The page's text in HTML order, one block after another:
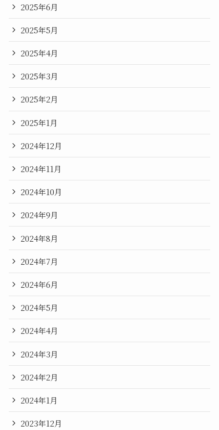
2025年6月
2025年5月
2025年4月
2025年3月
2025年2月
2025年1月
2024年12月
2024年11月
2024年10月
2024年9月
2024年8月
2024年7月
2024年6月
2024年5月
2024年4月
2024年3月
2024年2月
2024年1月
2023年12月